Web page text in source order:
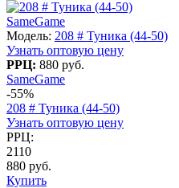
SameGame
Модель: 208 # Туника (44-50)
Узнать оптовую цену
РРЦ: 880 руб.
SameGame
-55%
208 # Туника (44-50)
Узнать оптовую цену
РРЦ:
2110
880 руб.
Купить